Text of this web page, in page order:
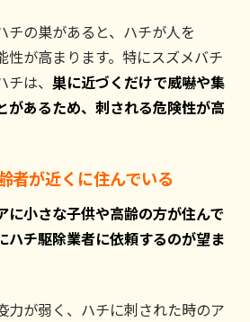
チの巣があると、ハチが人を
性が高まります。特にスズメバチ
チは、巣に近づくだけで威嚇や集
があるため、刺される危険性が高
者が近くに住んでいる
に小さな子供や高齢の方が住んで
ハチ駆除業者に依頼するのが望ま
力が弱く、ハチに刺された時のア